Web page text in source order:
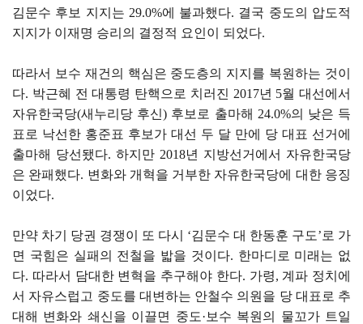
김문수 후보 지지는 29.0%에 불과했다. 결국 중도의 압도적
지지가 이재명 승리의 결정적 요인이 되었다.
따라서 보수 재건의 핵심은 중도층의 지지를 복원하는 것이
다. 박근혜 전 대통령 탄핵으로 치러진 2017년 5월 대선에서
자유한국당(새누리당 후신) 후보로 출마해 24.0%의 낮은 득
표로 낙선한 홍준표 후보가 대선 두 달 만에 당 대표 선거에
출마해 당선됐다. 하지만 2018년 지방선거에서 자유한국당
은 완패했다. 변화와 개혁을 거부한 자유한국당에 대한 응징
이었다.
만약 차기 당권 경쟁이 또 다시 ‘김문수 대 한동훈 구도’로 가
면 국힘은 실패의 전철을 밟을 것이다. 한마디로 미래는 없
다. 따라서 담대한 변혁을 추구해야 한다. 가령, 계파 정치에
서 자유스럽고 중도를 대변하는 안철수 의원을 당 대표로 추
대해 변화와 쇄신을 이끌면 중도·보수 복원의 물꼬가 트일